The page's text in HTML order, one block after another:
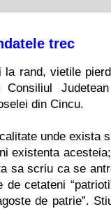
trec
la rand, vietile
Consiliul
din Cincu.
unde exista
existenta
sa scriu ca se
de cetateni
de patrie”.